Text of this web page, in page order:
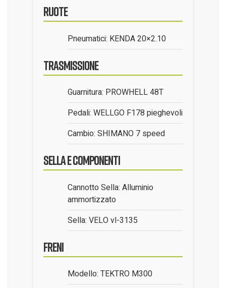
Ruote
Pneumatici: KENDA 20×2.10
Trasmissione
Guarnitura: PROWHELL 48T
Pedali: WELLGO F178 pieghevoli
Cambio: SHIMANO 7 speed
Sella e Componenti
Cannotto Sella: Alluminio
ammortizzato
Sella: VELO vl-3135
Freni
Modello: TEKTRO M300